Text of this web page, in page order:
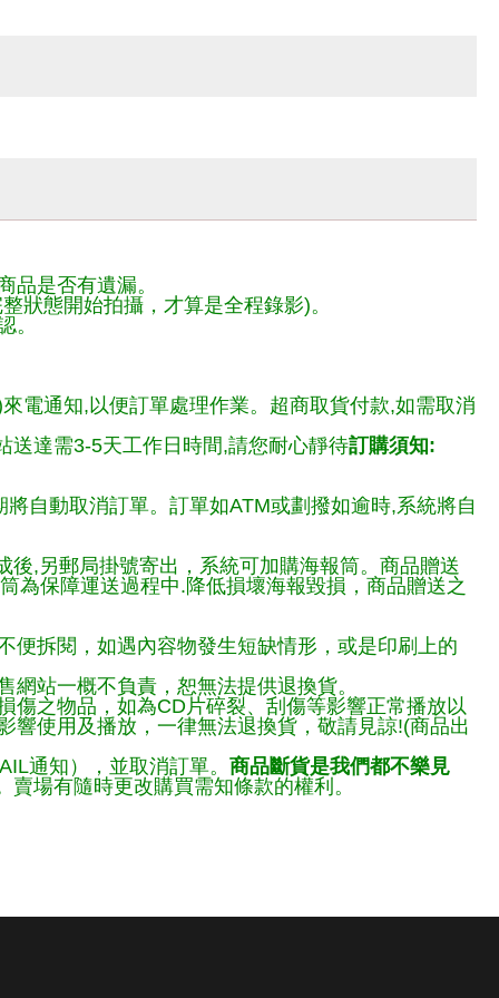
品是否有遺漏。
狀態開始拍攝，才算是全程錄影)。
。
電通知,以便訂單處理作業。超商取貨付款,如需取消
送達需3-5天工作日時間,請您耐心靜待訂購須知:
自動取消訂單。訂單如ATM或劃撥如逾時,系統將自
,另郵局掛號寄出，系統可加購海報筒。商品贈送
為保障運送過程中.降低損壞海報毀損，商品贈送之
便拆閱，如遇內容物發生短缺情形，或是印刷上的
站一概不負責，恕無法提供退換貨。
傷之物品，如為CD片碎裂、刮傷等影響正常播放以
響使用及播放，一律無法退換貨，敬請見諒!(商品出
通知），並取消訂單。 商品斷貨是我們都不樂見
賣場有隨時更改購買需知條款的權利。